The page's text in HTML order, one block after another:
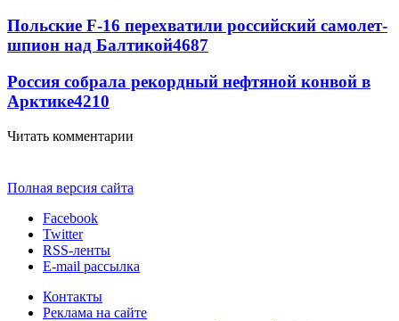
Польские F-16 перехватили российский самолет-
шпион над Балтикой4687
Россия собрала рекордный нефтяной конвой в
Арктике4210
Читать комментарии
Полная версия сайта
Facebook
Twitter
RSS-ленты
E-mail рассылка
Контакты
Реклама на сайте